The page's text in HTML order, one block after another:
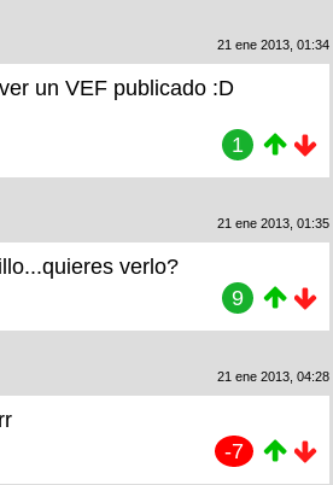
21 ene 2013, 01:34
un VEF publicado :D
1
21 ene 2013, 01:35
verlo?
9
21 ene 2013, 04:28
-7